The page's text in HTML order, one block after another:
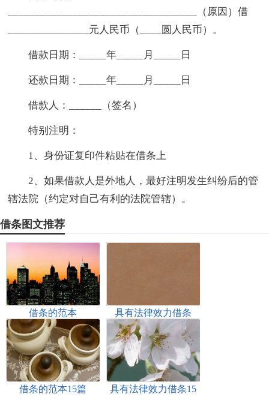
___________________________________（原因）借
_______________元人民币（____圆人民币）。
借款日期：_____年_____月_____日
还款日期：_____年_____月_____日
借款人：______（签名）
特别注明：
1、身份证复印件粘贴在借条上
2、如果借款人是外地人，最好注明发生纠纷后的管
辖法院（约定对自己有利的法院管辖）。
借条图文推荐
借条的范本 具有法律效力借条
借条的范本15篇
具有法律效力借条15